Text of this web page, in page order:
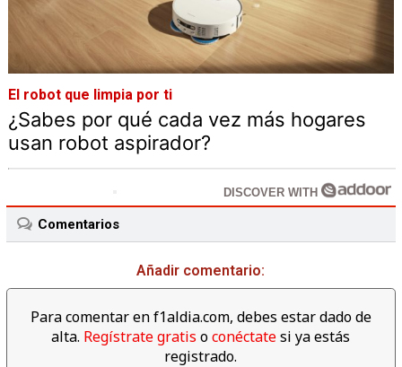
El robot que limpia por ti
¿Sabes por qué cada vez más hogares
usan robot aspirador?
DISCOVER WITH
Comentarios
Añadir comentario:
Para comentar en f1aldia.com, debes estar dado de
alta. Regístrate gratis oconéctatesi ya estás
registrado.